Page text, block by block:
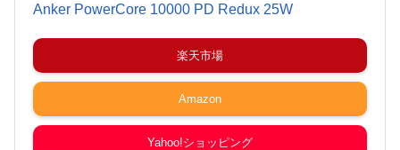
Anker PowerCore 10000 PD Redux 25W
楽天市場
Amazon
Yahoo!ショッピング